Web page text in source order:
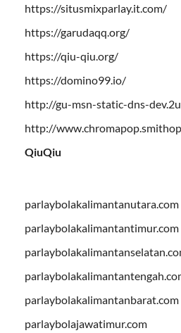
https://situsmixparlay.it.com/
https://garudaqq.org/
https://qiu-qiu.org/
https://domino99.io/
http://gu-msn-static-dns-
http://
QiuQiu
parlaybolakalimantanutara.com
parlaybolakalimantantimur.com
parlaybolakalimantanbarat.com
parlaybolajawatimur.com